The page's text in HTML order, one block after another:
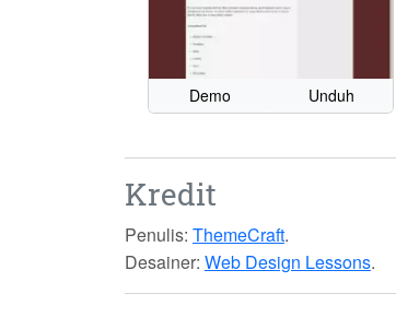
Demo Unduh
Kredit
Penulis: ThemeCraft.
Desainer: Web Design Lessons.